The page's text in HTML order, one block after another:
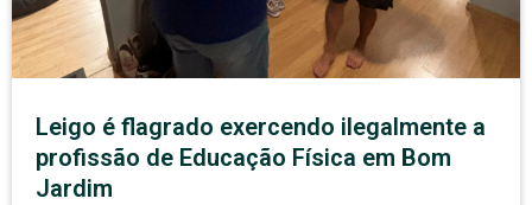
Leigo é flagrado exercendo ilegalmente a
profissão de Educação Física em Bom
Jardim